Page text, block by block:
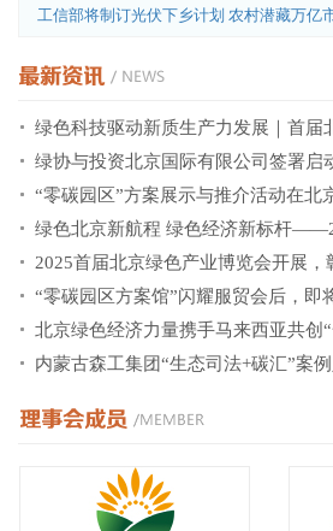
工信部将制订光伏下乡计划 农村潜藏万亿
绿色科技驱动新质生产力发展｜首届
绿协与投资北京国际有限公司签署启
“零碳园区”方案展示与推介活动在北
绿色北京新航程 绿色经济新标杆
2025首届北京绿色产业博览会开展，
“零碳园区方案馆”闪耀服贸会后，即
北京绿色经济力量携手马来西亚共创
内蒙古森工集团“生态司法+碳汇”案